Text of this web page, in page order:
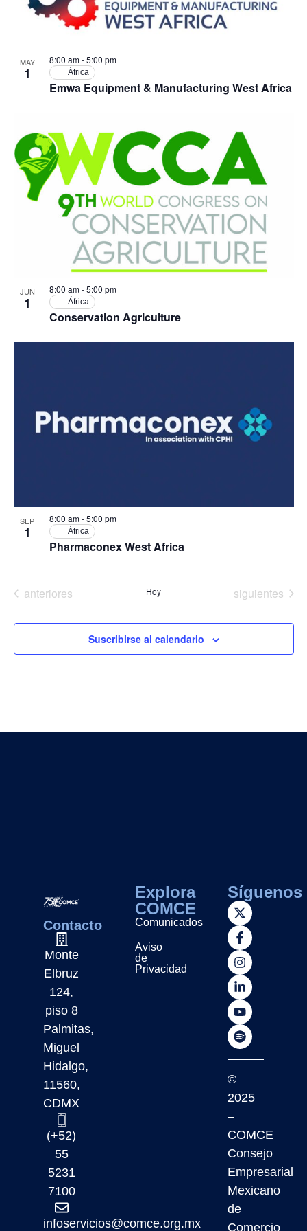
vistas
View
MAY
1
Emwa Equipment & Manufacturing West Africa
8:00 am-5:00 pm
África
JUN
1
Conservation Agriculture
8:00 am-5:00 pm
África
SEP
1
Pharmaconex West Africa
8:00 am-5:00 pm
África
Eventos
anteriores Hoy Eventos
siguientes
Suscribirse al calendario
Contacto
Monte
Elbruz
124,
piso 8
Palmitas,
Miguel
Hidalgo,
11560,
CDMX
(+52)
55
5231
7100
infoservicios@comce.org.mx
Explora
COMCE
Comunicados
Aviso
de
Privacidad
Síguenos
©
2025
–
COMCE
Consejo
Empresarial
Mexicano
de
Comercio